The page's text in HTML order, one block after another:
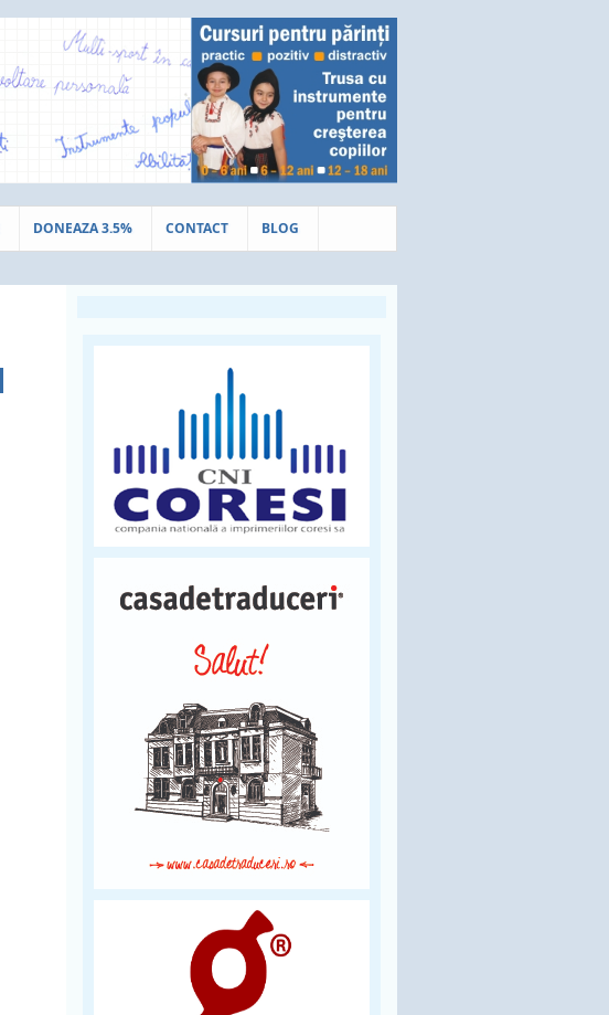
DONEAZA 3.5% CONTACT BLOG